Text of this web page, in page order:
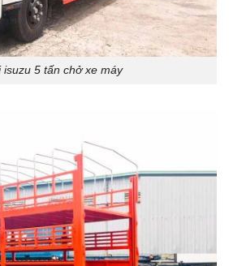
isuzu 5 tấn chở xe máy